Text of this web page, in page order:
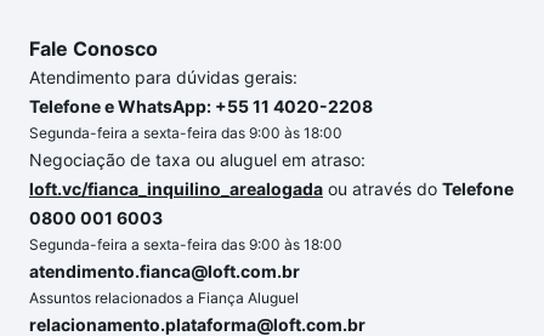
Fale Conosco
Atendimento para dúvidas gerais:
Telefone e WhatsApp: +55 11 4020-2208
Segunda-feira a sexta-feira das 9:00 às 18:00
Negociação de taxa ou aluguel em atraso:
loft.vc/fianca_inquilino_arealogada ou através do Telefone
0800 001 6003
Segunda-feira a sexta-feira das 9:00 às 18:00
atendimento.fianca@loft.com.br
Assuntos relacionados a Fiança Aluguel
relacionamento.plataforma@loft.com.br